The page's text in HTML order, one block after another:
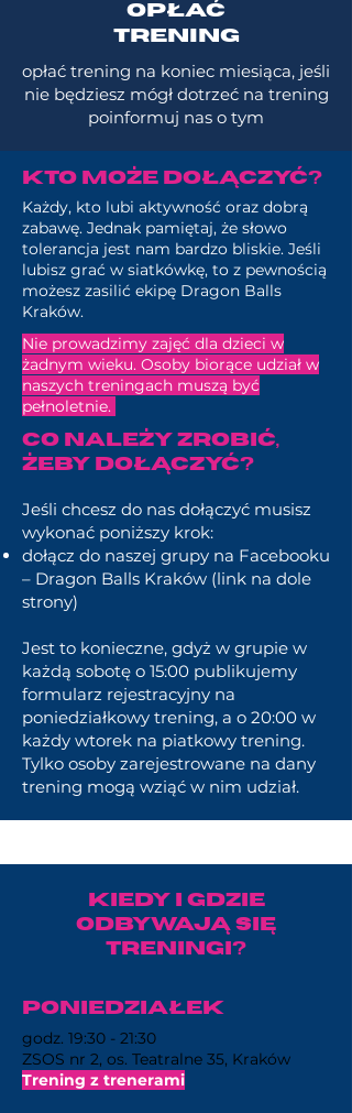
OPŁAĆ
TRENING
opłać trening na koniec miesiąca, jeśli
nie będziesz mógł dotrzeć na trening
poinformuj nas o tym
Kto może dołączyć?
Każdy, kto lubi aktywność oraz dobrą
zabawę. Jednak pamiętaj, że słowo
tolerancja jest nam bardzo bliskie. Jeśli
lubisz grać w siatkówkę, to z pewnością
możesz zasilić ekipę Dragon Balls
Kraków.
Nie prowadzimy zajęć dla dzieci w
żadnym wieku. Osoby biorące udział w
naszych treningach muszą być
pełnoletnie.
Co należy zrobić,
żeby dołączyć?
Jeśli chcesz do nas dołączyć musisz
wykonać poniższy krok:
dołącz do naszej grupy na Facebooku
– Dragon Balls Kraków (link na dole
strony)
Jest to konieczne, gdyż w grupie w
każdą sobotę o 15:00 publikujemy
formularz rejestracyjny na
poniedziałkowy trening, a o 20:00 w
każdy wtorek na piatkowy trening.
Tylko osoby zarejestrowane na dany
trening mogą wziąć w nim udział.
Kiedy i gdzie
odbywają się
treningi?
poniedziałek
godz. 19:30 - 21:30
ZSOS nr 2, os. Teatralne 35, Kraków
Trening z trenerami